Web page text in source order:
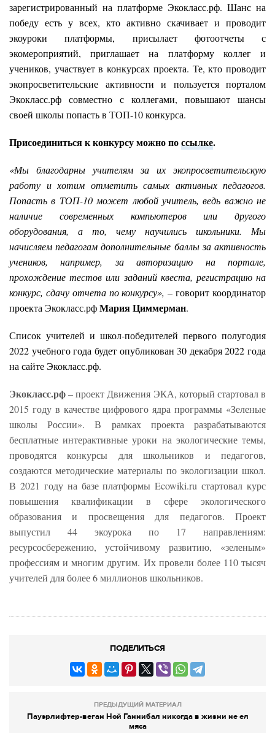
зарегистрированный на платформе Экокласс.рф. Шанс на
победу есть у всех, кто активно скачивает и проводит
экоуроки платформы, присылает фотоотчеты с
экомероприятий, приглашает на платформу коллег и
учеников, участвует в конкурсах проекта. Те, кто проводит
экопросветительские активности и пользуется порталом
Экокласс.рф совместно с коллегами, повышают шансы
своей школы попасть в ТОП-10 конкурса.
Присоединиться к конкурсу можно поссылке.
«Мы благодарны учителям за их экопросветительскую
работу и хотим отметить самых активных педагогов.
Попасть в ТОП-10 может любой учитель, ведь важно не
наличие современных компьютеров или другого
оборудования, а то, чему научились школьники. Мы
начисляем педагогам дополнительные баллы за активность
учеников, например, за авторизацию на портале,
прохождение тестов или заданий квеста, регистрацию на
конкурс, сдачу отчета по конкурсу», – говорит координатор
проекта Экокласс.рфМария Циммерман.
Список учителей и школ-победителей первого полугодия
2022 учебного года будет опубликован 30 декабря 2022 года
на сайте Экокласс.рф.
Экокласс.рф–проект Движения ЭКА, который стартовал в
2015 году в качестве цифрового ядра программы «Зеленые
школы России». В рамках проекта разрабатываются
бесплатные интерактивные уроки на экологические темы,
проводятся конкурсы для школьников и педагогов,
создаются методические материалы по экологизации школ.
В 2021 году на базе платформы Ecowiki.ru стартовал курс
повышения квалификации в сфере экологического
образования и просвещения для педагогов. Проект
выпустил 44 экоурока по 17 направлениям:
ресурсосбережению, устойчивому развитию, «зеленым»
профессиям и многим другим. Их провели более 110 тысяч
учителей для более 6 миллионов школьников.
ПОДЕЛИТЬСЯ
ПРЕДЫДУЩИЙ МАТЕРИАЛ
Пауэрлифтер-веган Ной Ганнибал никогда в жизни не ел
мяса